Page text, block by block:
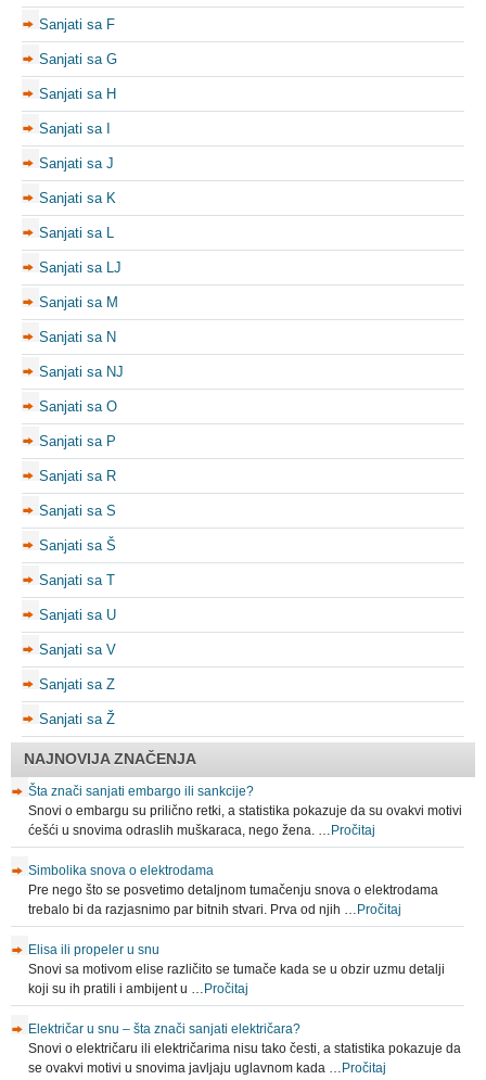
Sanjati sa F
Sanjati sa G
Sanjati sa H
Sanjati sa I
Sanjati sa J
Sanjati sa K
Sanjati sa L
Sanjati sa LJ
Sanjati sa M
Sanjati sa N
Sanjati sa NJ
Sanjati sa O
Sanjati sa P
Sanjati sa R
Sanjati sa S
Sanjati sa Š
Sanjati sa T
Sanjati sa U
Sanjati sa V
Sanjati sa Z
Sanjati sa Ž
NAJNOVIJA ZNAČENJA
Šta znači sanjati embargo ili sankcije?
Snovi o embargu su prilično retki, a statistika pokazuje da su ovakvi motivi
ćešći u snovima odraslih muškaraca, nego žena. … Pročitaj
Simbolika snova o elektrodama
Pre nego što se posvetimo detaljnom tumačenju snova o elektrodama
trebalo bi da razjasnimo par bitnih stvari. Prva od njih … Pročitaj
Elisa ili propeler u snu
Snovi sa motivom elise različito se tumače kada se u obzir uzmu detalji
koji su ih pratili i ambijent u … Pročitaj
Električar u snu – šta znači sanjati električara?
Snovi o električaru ili električarima nisu tako česti, a statistika pokazuje da
se ovakvi motivi u snovima javljaju uglavnom kada … Pročitaj